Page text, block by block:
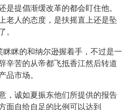
是提倡渐缓改革的都会盯住他。
老人的态度，是扶摇直上还是坠
。
眯眯的和纳尔逊握着手，不过是一
辛苦的从帝都飞抵香江然后转道
品市场。
，诚如夏振东他们所提供的报告
面自给自足的比例可以达到